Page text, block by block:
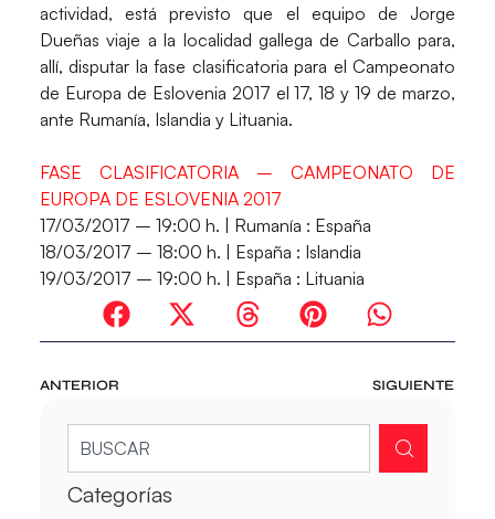
actividad, está previsto que el equipo de Jorge
Dueñas viaje a la localidad gallega de Carballo para,
allí, disputar la fase clasificatoria para el Campeonato
de Europa de Eslovenia 2017 el 17, 18 y 19 de marzo,
ante Rumanía, Islandia y Lituania.
FASE CLASIFICATORIA – CAMPEONATO DE
EUROPA DE ESLOVENIA 2017
17/03/2017 – 19:00 h. | Rumanía : España
18/03/2017 – 18:00 h. | España : Islandia
19/03/2017 – 19:00 h. | España : Lituania
ANTERIOR SIGUIENTE
Categorías